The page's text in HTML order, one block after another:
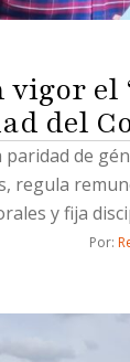
el
del
paridad de
regula
y fija
Por: